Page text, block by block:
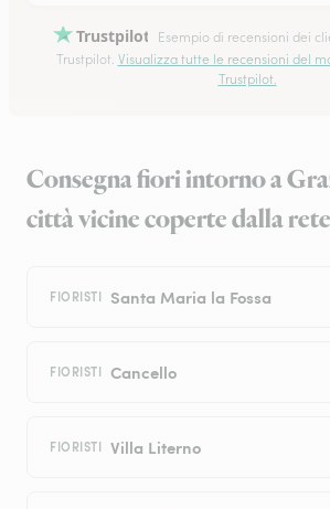
Trustpilot
Esempio di recensioni dei
Trustpilot. Visualizza tutte le recensioni del
Trustpilot.
Consegna fiori intorno a
città vicine coperte dalla
FIORISTI Santa Maria la Fossa
FIORISTI Cancello
FIORISTI Villa Literno